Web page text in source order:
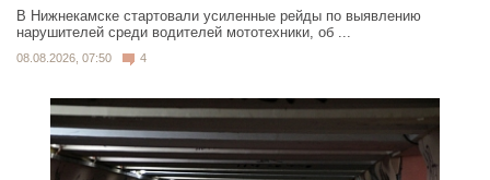
В Нижнекамске стартовали усиленные рейды по выявлению
нарушителей среди водителей мототехники, об ...
08.08.2026, 07:50 4